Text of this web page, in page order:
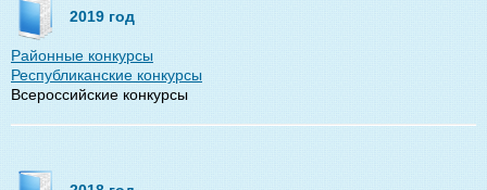
2019 год
Районные конкурсы
Республиканские конкурсы
Всероссийские конкурсы